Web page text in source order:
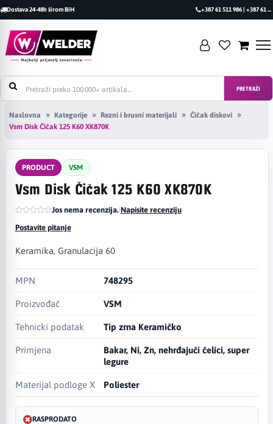
Dostava 24-48h širom BiH +387 61 511 986 | +387 61 493 470
PRETRAŽI
Naslovna Kategorije Rezni i brusni materijali
Čičak diskovi
Vsm Disk Čičak 125 K60 XK870K
PRODUCT VSM
Vsm Disk Čičak 125 K60 XK870K
Jos nema recenzija.|Napisite recenziju
Postavite pitanje
Keramika, Granulacija 60
MPN 748295
Proizvođač VSM
Tehnicki podatak Tip zrna Keramičko
Primjena
Bakar, Ni, Zn, nehrđajuči čelici, super
legure
Materijal podloge X Poliester
RASPRODATO